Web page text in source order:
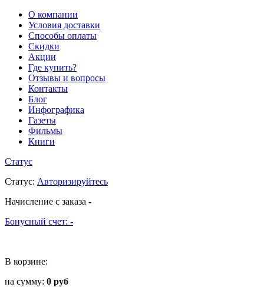
О компании
Условия доставки
Способы оплаты
Скидки
Акции
Где купить?
Отзывы и вопросы
Контакты
Блог
Инфографика
Газеты
Фильмы
Книги
Статус
Статус: Авторизируйтесь
Начисление с заказа -
Бонусный счет: -
В корзине:
на сумму: 0 руб